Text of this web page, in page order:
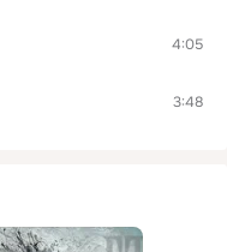
4:05
3:48